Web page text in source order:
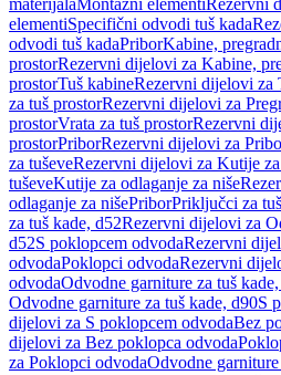
materijalaMontažni elementiRezervni
elementiSpecifični odvodi tuš kada
odvodi tuš kadaPriborKabine,
prostorRezervni dijelovi za Kabine,
prostorTuš kabineRezervni dijelovi za
za tuš prostorRezervni dijelovi za
prostorVrata za tuš prostorRezervni
prostorPriborRezervni dijelovi za
za tuševeRezervni dijelovi za Kutije za
tuševeKutije za odlaganje za niše
odlaganje za nišePriborPriključci za
za tuš kade, d52Rezervni dijelovi za
d52S poklopcem odvodaRezervni
odvodaPoklopci odvodaRezervni
odvodaOdvodne garniture za tuš
Odvodne garniture za tuš kade, d90S
dijelovi za S poklopcem odvodaBez
dijelovi za Bez poklopca odvoda
za Poklopci odvodaOdvodne garniture